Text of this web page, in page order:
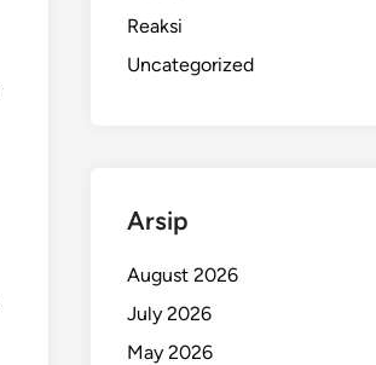
Reaksi
Uncategorized
Arsip
August 2026
July 2026
May 2026